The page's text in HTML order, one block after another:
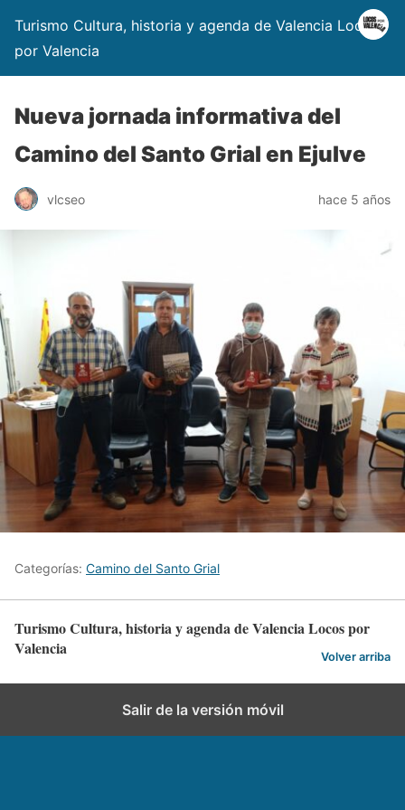
Turismo Cultura, historia y agenda de Valencia Locos
por Valencia
Nueva jornada informativa del
Camino del Santo Grial en Ejulve
vlcseo hace 5 años
Categorías: Camino del Santo Grial
Turismo Cultura, historia y agenda de Valencia Locos por
Valencia
Volver arriba
Salir de la versión móvil